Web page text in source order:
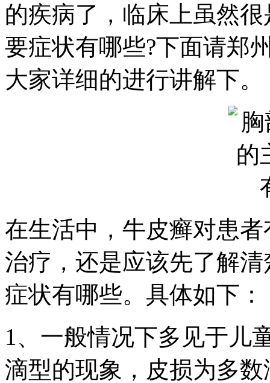
的疾病了，临床上虽然
要症状有哪些?下面请郑
大家详细的进行讲解下。
在生活中，牛皮癣对患
治疗，还是应该先了解
症状有哪些。具体如下：
1、一般情况下多见于儿
滴型的现象，皮损为多